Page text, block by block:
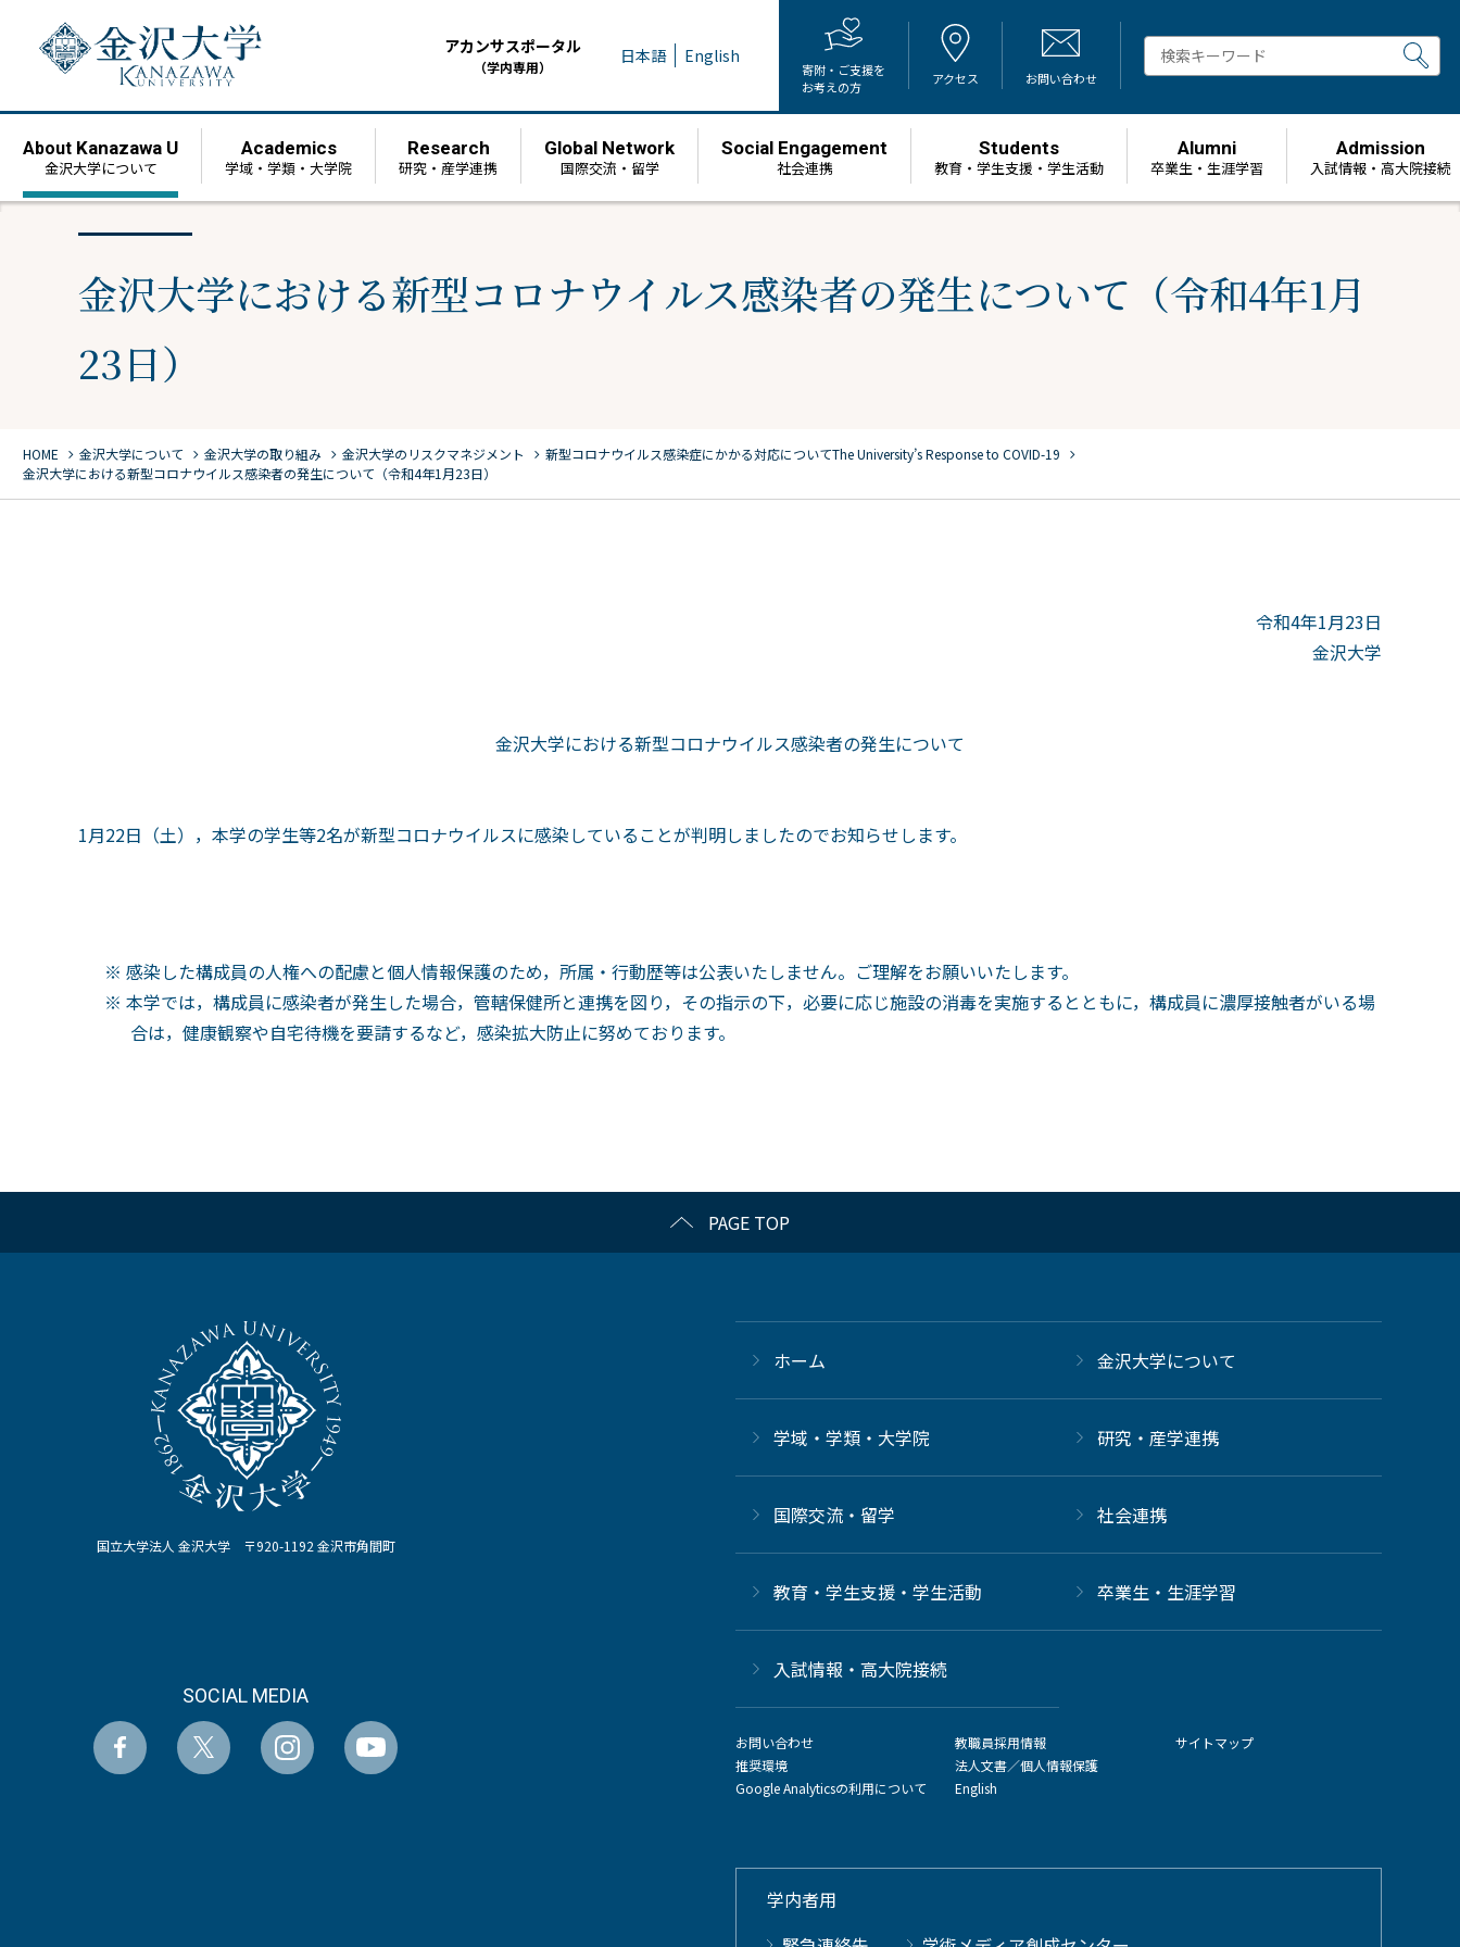
アカンサスポータル
（学内専用） 日本語 English
寄附・ご支援を
お考えの方
アクセス お問い合わせ
About Kanazawa U
金沢大学について
Academics
学域・学類・大学院
Research
研究・産学連携
Global Network
国際交流・留学
Social Engagement
社会連携
Students
教育・学生支援・学生活動
Alumni
卒業生・生涯学習
Admission
⼊試情報・高大院接続
金沢大学における新型コロナウイルス感染者の発生について（令和4年1月
23日）
HOME chevron_right 金沢大学について chevron_right 金沢大学の取り組み chevron_right 金沢大学のリスクマネジメント chevron_right 新型コロナウイルス感染症にかかる対応についてThe University’s Response to COVID-19 chevron_right
金沢大学における新型コロナウイルス感染者の発生について（令和4年1月23日）
令和4年1月23日
金沢大学
金沢大学における新型コロナウイルス感染者の発生について
1月22日（土），本学の学生等2名が新型コロナウイルスに感染していることが判明しましたのでお知らせします。
※ 感染した構成員の人権への配慮と個人情報保護のため，所属・行動歴等は公表いたしません。ご理解をお願いいたします。
※ 本学では，構成員に感染者が発生した場合，管轄保健所と連携を図り，その指示の下，必要に応じ施設の消毒を実施するとともに，構成員に濃厚接触者がいる場
合は，健康観察や自宅待機を要請するなど，感染拡大防止に努めております。
PAGE TOP
国立大学法人 金沢大学 〒920-1192 金沢市角間町
SOCIAL MEDIA
ホーム 金沢大学について
学域・学類・大学院 研究・産学連携
国際交流・留学 社会連携
教育・学生支援・学生活動 卒業生・生涯学習
⼊試情報・高大院接続
お問い合わせ
推奨環境
Google Analyticsの利用について
教職員採用情報
法人文書／個人情報保護
English
サイトマップ
学内者用